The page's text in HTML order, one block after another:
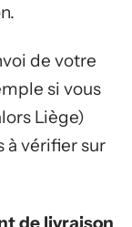
de votre
si vous
Liège)
à vérifier sur
de livraison